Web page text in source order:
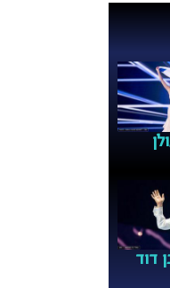
דוד